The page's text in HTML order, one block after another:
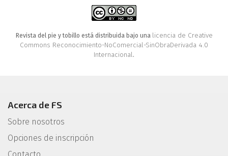
Revista del pie y tobillo está distribuida bajo una licencia de Creative
Commons Reconocimiento-NoComercial-SinObraDerivada 4.0
Internacional.
Acerca de FS
Sobre nosotros
Opciones de inscripción
Contacto